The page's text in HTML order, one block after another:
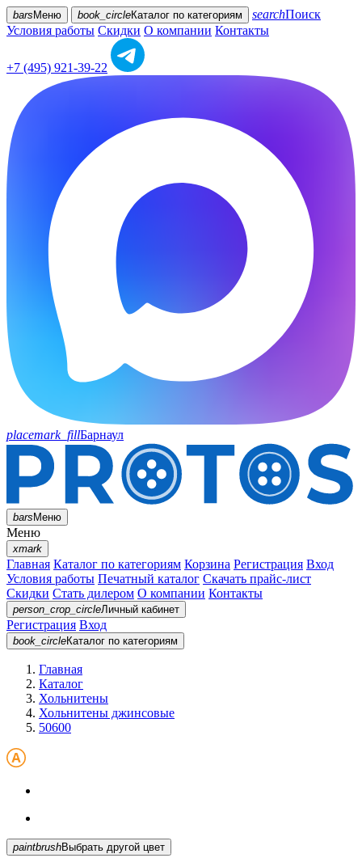
bars Меню book_circleКаталог по категориям searchПоиск
Условия работы Скидки О компании Контакты
+7 (495) 921-39-22
placemark_fillБарнаул
barsМеню
Меню
xmark
Главная Каталог по категориям Корзина Регистрация Вход
Условия работы Печатный каталог Скачать прайс-лист
Скидки Стать дилером О компании Контакты
person_crop_circleЛичный кабинет
Регистрация Вход
book_circleКаталог по категориям
Главная
Каталог
Хольнитены
Хольнитены джинсовые
50600
paintbrush Выбрать другой цвет